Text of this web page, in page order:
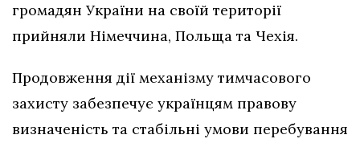
громадян України на своїй території
прийняли Німеччина, Польща та Чехія.
Продовження дії механізму тимчасового
захисту забезпечує українцям правову
визначеність та стабільні умови перебування